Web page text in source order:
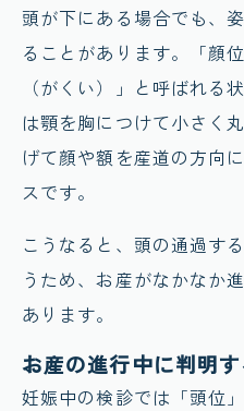
頭が下にある場合でも、
ることがあります。「顔
（がくい）」と呼ばれる
は顎を胸につけて小さく
げて顔や額を産道の方向
スです。
こうなると、頭の通過す
うため、お産がなかなか
あります。
お産の進行中に判明
妊娠中の検診では「頭位